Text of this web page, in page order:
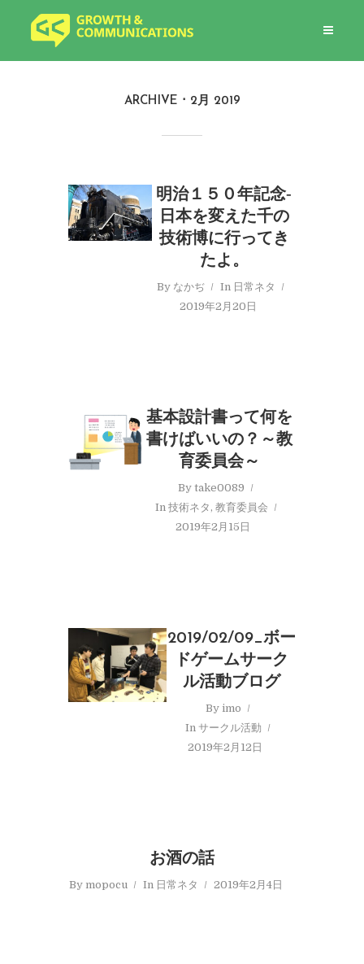
ARCHIVE 2月 2019
明治１５０年記念‐
日本を変えた千の
技術博に行ってき
たよ。
By なかぢ In 日常ネタ
2019年2月20日
基本設計書って何を
書けばいいの？～教
育委員会～
Bytake0089
In 技術ネタ , 教育委員会
2019年2月15日
2019/02/09_ボー
ドゲームサーク
ル活動ブログ
By imo
Inサークル活動
2019年2月12日
お酒の話
By mopocu In 日常ネタ 2019年2月4日